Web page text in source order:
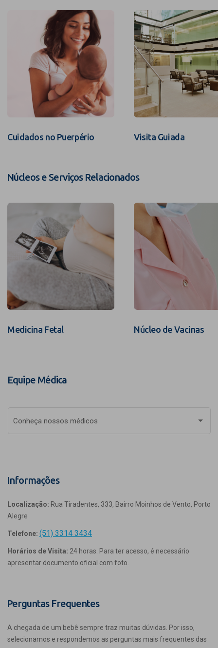
Cuidados no Puerpério Visita Guiada
Núcleos e Serviços Relacionados
Medicina Fetal Núcleo de Vacinas
Equipe Médica
Conheça nossos médicos
Informações
Localização: Rua Tiradentes, 333, Bairro Moinhos de Vento, Porto
Alegre
Telefone: (51) 3314 3434
Horários de Visita: 24 horas. Para ter acesso, é necessário
apresentar documento oficial com foto.
Perguntas Frequentes
A chegada de um bebê sempre traz muitas dúvidas. Por isso,
selecionamos e respondemos as perguntas mais frequentes das